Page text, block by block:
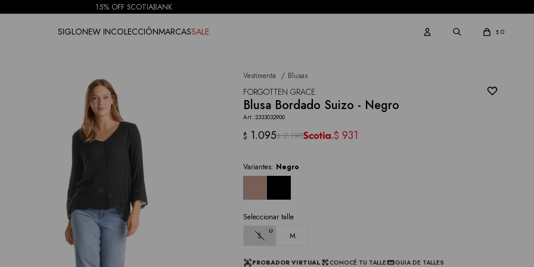
15% OFF SCOTIABANK
SIGLONEW INCOLECCIÓNMARCASSALE $ 0
Vestimenta Blusas
FORGOTTEN GRACE
Blusa Bordado Suizo - Negro
2333032900
$ 1.095$ 2.190 $ 931
Variantes: Negro
Seleccionar talle
S
M
PROBADOR VIRTUAL CONOCÉ TU TALLE GUIA DE TALLES
NOTIFICARME